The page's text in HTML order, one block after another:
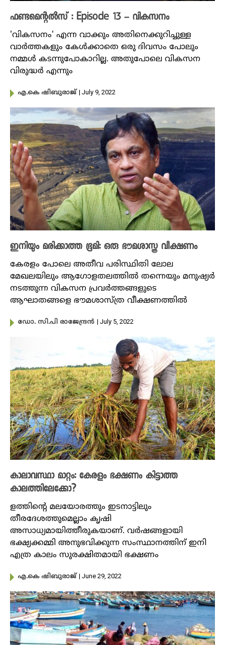
ഫണ്ടമെന്റൽസ് : Episode 13 – വികസനം
'വികസനം' എന്ന വാക്കും അതിനെക്കുറിച്ചുള്ള
വാർത്തകളും കേൾക്കാതെ ഒരു ദിവസം പോലും
നമ്മൾ കടന്നുപോകാറില്ല. അതുപോലെ വികസന
വിരുദ്ധർ എന്നും
എ.കെ ഷിബുരാജ് | July 9, 2022
ഇനിയും മരിക്കാത്ത ഭൂമി: ഒരു ഭൗമശാസ്ത്ര വീക്ഷണം
കേരളം പോലെ അതീവ പരിസ്ഥിതി ലോല
മേഖലയിലും ആഗോളതലത്തിൽ തന്നെയും മനുഷ്യർ
നടത്തുന്ന വികസന പ്രവർത്തങ്ങളുടെ
ആഘാതങ്ങളെ ഭൗമശാസ്ത്ര വീക്ഷണത്തിൽ
ഡോ. സി.പി രാജേന്ദ്രൻ | July 5, 2022
കാലാവസ്ഥാ മാറ്റം: കേരളം ഭക്ഷണം കിട്ടാത്ത
കാലത്തിലേക്കോ?
ളത്തിന്റെ മലയോരത്തും ഇടനാട്ടിലും
തീരദേശത്തുമെല്ലാം കൃഷി
അസാധ്യമായിത്തീരുകയാണ്. വർഷങ്ങളായി
ഭക്ഷ്യക്കമ്മി അനുഭവിക്കുന്ന സംസ്ഥാനത്തിന് ഇനി
എത്ര കാലം സുരക്ഷിതമായി ഭക്ഷണം
എ.കെ ഷിബുരാജ് | June 29, 2022